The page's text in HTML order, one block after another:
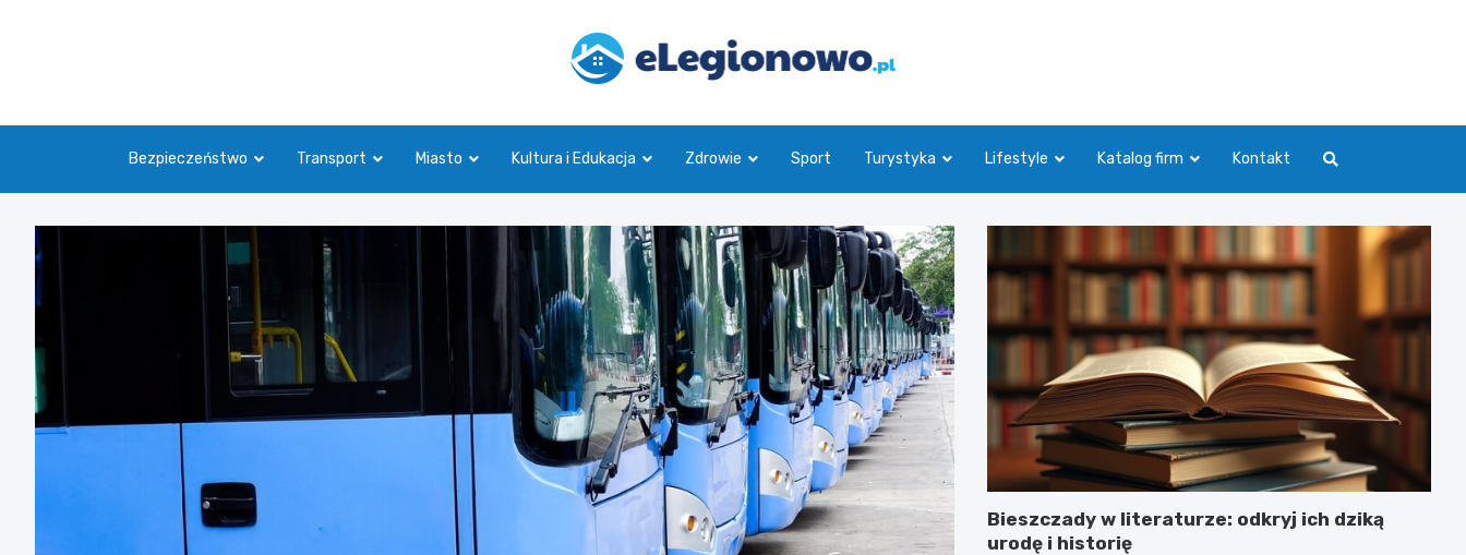
eLegionowo.pl
Bezpieczeństwo Transport Miasto Kultura i Edukacja Zdrowie Sport Turystyka Lifestyle Katalog firm Kontakt
Bieszczady w literaturze: odkryj ich dziką
urodę i historię